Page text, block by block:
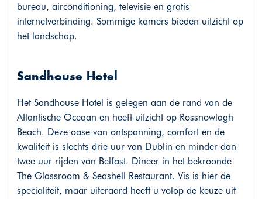
bureau, airconditioning, televisie en gratis
internetverbinding. Sommige kamers bieden uitzicht op
het landschap.
Sandhouse Hotel
Het Sandhouse Hotel is gelegen aan de rand van de
Atlantische Oceaan en heeft uitzicht op Rossnowlagh
Beach. Deze oase van ontspanning, comfort en de
kwaliteit is slechts drie uur van Dublin en minder dan
twee uur rijden van Belfast. Dineer in het bekroonde
The Glassroom & Seashell Restaurant. Vis is hier de
specialiteit, maar uiteraard heeft u volop de keuze uit